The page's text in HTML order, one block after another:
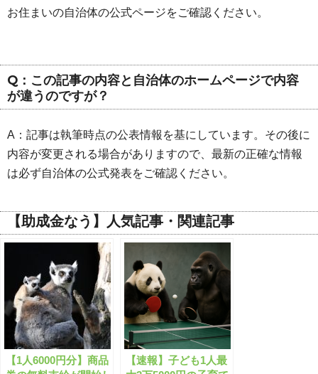
お住まいの自治体の公式ページをご確認ください。
Q：この記事の内容と自治体のホームページで内容
が違うのですが？
A：記事は執筆時点の公表情報を基にしています。その後に
内容が変更される場合がありますので、最新の正確な情報
は必ず自治体の公式発表をご確認ください。
【助成金なう】人気記事・関連記事
【1人6000円分】商品
【速報】子ども1人最